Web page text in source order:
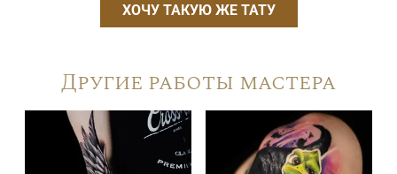
ХОЧУ ТАКУЮ ЖЕ ТАТУ
Другие работы мастера